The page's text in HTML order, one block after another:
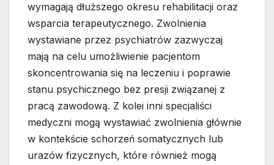
wymagają dłuższego okresu rehabilitacji oraz
wsparcia terapeutycznego. Zwolnienia
wystawiane przez psychiatrów zazwyczaj
mają na celu umożliwienie pacjentom
skoncentrowania się na leczeniu i poprawie
stanu psychicznego bez presji związanej z
pracą zawodową. Z kolei inni specjaliści
medyczni mogą wystawiać zwolnienia głównie
w kontekście schorzeń somatycznych lub
urazów fizycznych, które również mogą